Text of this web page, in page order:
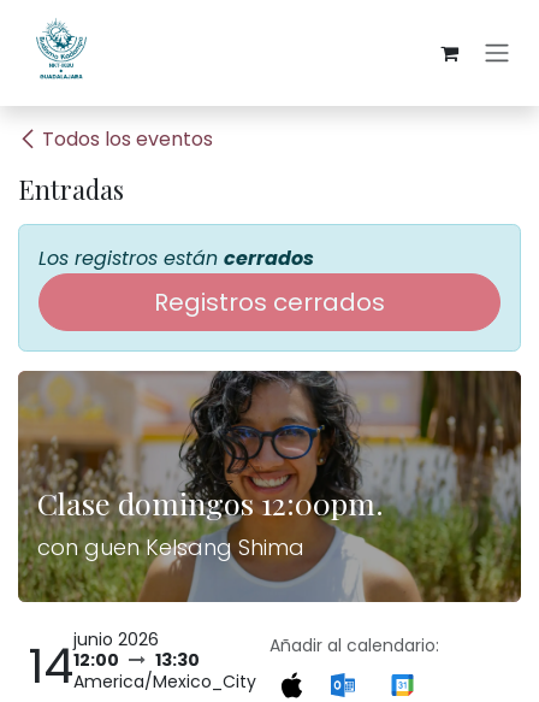
Ir al contenido
Todos los eventos
Entradas
Los registros están cerrados
Registros cerrados
Clase domingos 12:00pm.
con guen Kelsang Shima
14junio 2026
12:00
13:30
America/Mexico_City
Añadir al calendario: